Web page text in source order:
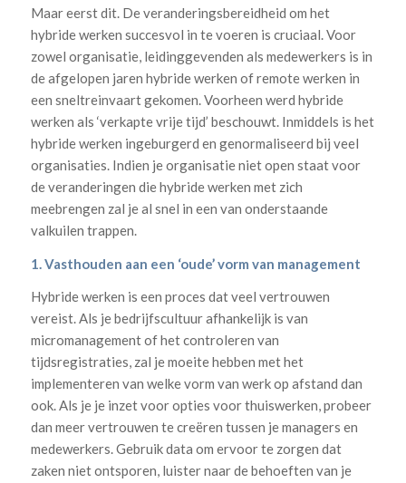
Maar eerst dit. De veranderingsbereidheid om het
hybride werken succesvol in te voeren is cruciaal. Voor
zowel organisatie, leidinggevenden als medewerkers is in
de afgelopen jaren hybride werken of remote werken in
een sneltreinvaart gekomen. Voorheen werd hybride
werken als ‘verkapte vrije tijd’ beschouwt. Inmiddels is het
hybride werken ingeburgerd en genormaliseerd bij veel
organisaties. Indien je organisatie niet open staat voor
de veranderingen die hybride werken met zich
meebrengen zal je al snel in een van onderstaande
valkuilen trappen.
1. Vasthouden aan een ‘oude’ vorm van management
Hybride werken is een proces dat veel vertrouwen
vereist. Als je bedrijfscultuur afhankelijk is van
micromanagement of het controleren van
tijdsregistraties, zal je moeite hebben met het
implementeren van welke vorm van werk op afstand dan
ook. Als je je inzet voor opties voor thuiswerken, probeer
dan meer vertrouwen te creëren tussen je managers en
medewerkers. Gebruik data om ervoor te zorgen dat
zaken niet ontsporen, luister naar de behoeften van je